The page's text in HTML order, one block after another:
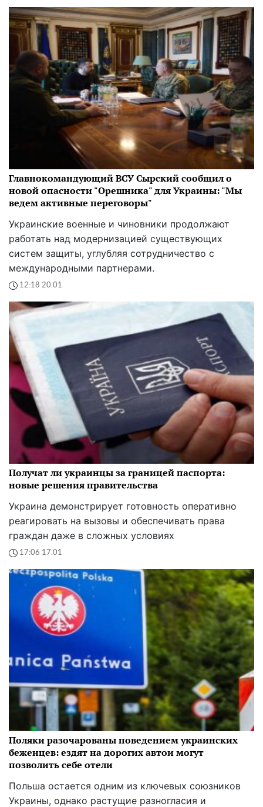
Главнокомандующий ВСУ Сырский сообщил о
новой опасности "Орешника" для Украины: "Мы
ведем активные переговоры"
Украинские военные и чиновники продолжают
работать над модернизацией существующих
систем защиты, углубляя сотрудничество с
международными партнерами.
12:18 20.01
Получат ли украинцы за границей паспорта:
новые решения правительства
Украина демонстрирует готовность оперативно
реагировать на вызовы и обеспечивать права
граждан даже в сложных условиях
17:06 17.01
Поляки разочарованы поведением украинских
беженцев: ездят на дорогих автои могут
позволить себе отели
Польша остается одним из ключевых союзников
Украины, однако растущие разногласия и